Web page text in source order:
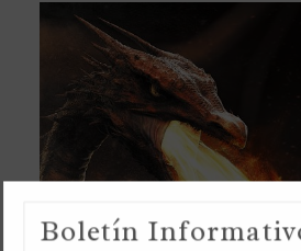
Boletín